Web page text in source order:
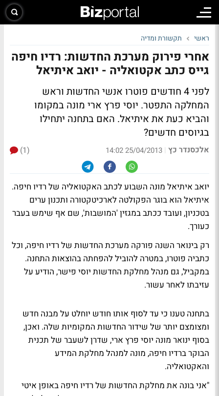
ראשי תקשורת ומדיה
אחרי פירוק מערכת החדשות: רדיו חיפה
גייס כתב אקטואליה - יואב איתיאל
לפני 4 חודשים פוטרו אנשי החדשות וראש
המחלקה התפטר. יוסי פרץ ארי מונה במקומו
והביא כעת את איתיאל. האם בתחנה יתחילו
בגיוסים חדשים?
אלכסנדר כץ |
25/04/2013 14:02
(1)
יואב איתיאל מונה השבוע לכתב האקטואליה של רדיו חיפה.
איתיאל הוא בוגר הפקולטה לארכיטקטורה ותכנון ערים
בטכניון, ועובד ככתב במגזין 'המושבות', שם אף שימש בעבר
כעורך.
רק בינואר השנה פורקה מערכת החדשות של רדיו חיפה, וכל
כתביה פוטרו, במטרה להוביל להפחתה בהוצאות התחנה.
במקביל, גם מנהל מחלקת החדשות יוסי פישר, הודיע על
עזיבתו לאחר עשור.
בתחנה טענו כי עד לסוף אותו חודש יוחלט על מבנה חדש
ומצומצם יותר של שידור החדשות המקומיות שלה. ואכן,
בסוף ינואר מונה יוסי פרץ ארי, שדרן לשעבר של תכנית
הבוקר ברדיו חיפה, מונה למנהל מחלקת המידע
והאקטואליה.
"אני בונה את מחלקת החדשות של רדיו חיפה באופן איטי